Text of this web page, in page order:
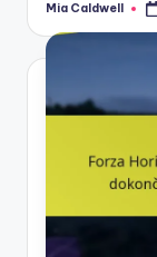
Posted
Mia Caldwell